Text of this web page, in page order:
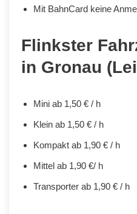
Mit BahnCard keine
Flinkster
in Gronau
Mini ab 1,50 € / h
Klein ab 1,50 € / h
Kompakt ab 1,90 € / h
Mittel ab 1,90 €/ h
Transporter ab 1,90 € / h